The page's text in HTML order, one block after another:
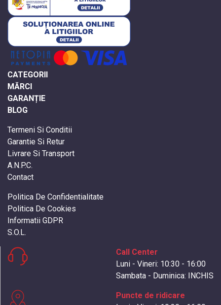
CATEGORII
MĂRCI
GARANȚIE
BLOG
Termeni Si Conditii
Garantie Si Retur
Livrare Si Transport
A.N.P.C.
Contact
Politica De Confidentialitate
Politica De Cookies
Informatii GDPR
S.O.L.
Call Center
Luni - Vineri: 10:30 - 16:00
Sambata - Duminica: INCHIS
Puncte de ridicare